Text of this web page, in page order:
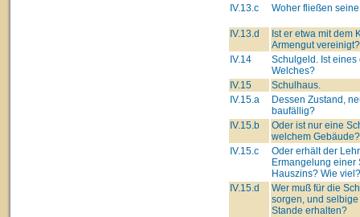
IV.13.c
Woher fließen
IV.13.d
Ist er etwa mit dem
Armengut vereinigt?
IV.14
Schulgeld. Ist eines
Welches?
IV.15
Schulhaus.
IV.15.a
Dessen Zustand,
baufällig?
IV.15.b
Oder ist nur eine
welchem Gebäude?
IV.15.c
Oder erhält der
Ermangelung einer
Hauszins? Wie viel?
IV.15.d
Wer muß für die
sorgen, und
Stande erhalten?